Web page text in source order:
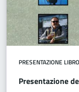
PRESENTAZIONE LIBRO
Presentazione